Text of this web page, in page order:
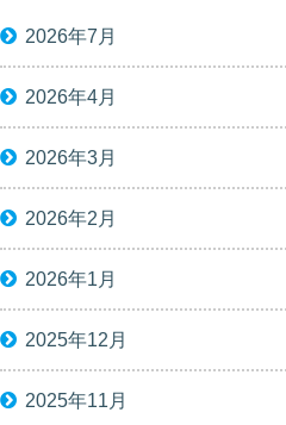
2026年7月
2026年4月
2026年3月
2026年2月
2026年1月
2025年12月
2025年11月